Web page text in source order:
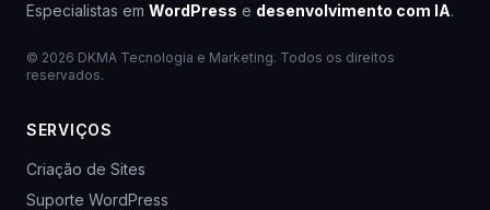
Especialistas em WordPress e desenvolvimento com IA.
© 2026 DKMA Tecnologia e Marketing. Todos os direitos
reservados.
SERVIÇOS
Criação de Sites
Suporte WordPress